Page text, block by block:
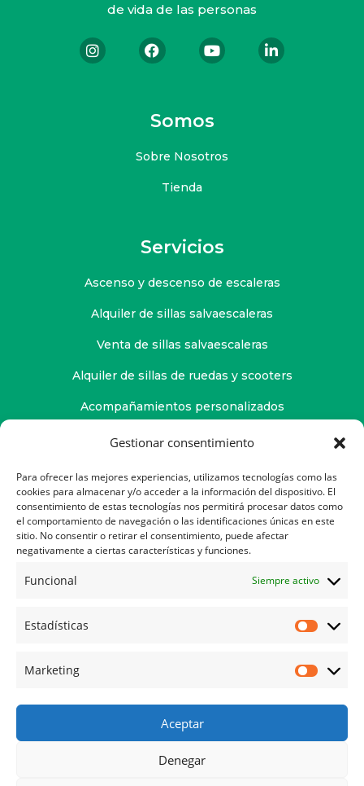
Gestionar consentimiento
Para ofrecer las mejores experiencias, utilizamos tecnologías como las
cookies para almacenar y/o acceder a la información del dispositivo. El
consentimiento de estas tecnologías nos permitirá procesar datos como
el comportamiento de navegación o las identificaciones únicas en este
sitio. No consentir o retirar el consentimiento, puede afectar
negativamente a ciertas características y funciones.
Funcional Siempre activo
Estadísticas
Marketing
Aceptar
Denegar
de vida de las personas
Somos
Sobre Nosotros
Tienda
Servicios
Ascenso y descenso de escaleras
Alquiler de sillas salvaescaleras
Venta de sillas salvaescaleras
Alquiler de sillas de ruedas y scooters
Acompañamientos personalizados
Servicio de fisioterapia
Atención psicológica
Contacto
Aviso Legal